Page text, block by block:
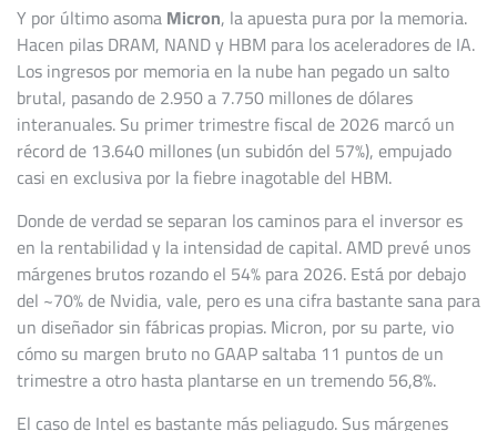
Y por último asomaMicron, la apuesta pura por la memoria.
Hacen pilas DRAM, NAND y HBM para los aceleradores de IA.
Los ingresos por memoria en la nube han pegado un salto
brutal, pasando de 2.950 a 7.750 millones de dólares
interanuales. Su primer trimestre fiscal de 2026 marcó un
récord de 13.640 millones (un subidón del 57%), empujado
casi en exclusiva por la fiebre inagotable del HBM.
Donde de verdad se separan los caminos para el inversor es
en la rentabilidad y la intensidad de capital. AMD prevé unos
márgenes brutos rozando el 54% para 2026. Está por debajo
del ~70% de Nvidia, vale, pero es una cifra bastante sana para
un diseñador sin fábricas propias. Micron, por su parte, vio
cómo su margen bruto no GAAP saltaba 11 puntos de un
trimestre a otro hasta plantarse en un tremendo 56,8%.
El caso de Intel es bastante más peliagudo. Sus márgenes